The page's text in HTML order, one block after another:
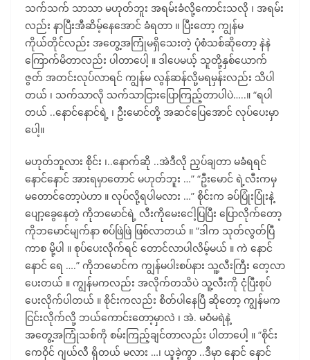
သက်သက် သာသာ မဟုတ်ဘူး အရမ်းခံလို့ကောင်းသလို ၊ အရမ်း
လည်း နာပြီးအီဆိမ့်နေအောင် ခံရတာ ။ ပြီးတော့ ကျွန်မ
ကိုယ်တိုင်လည်း အတွေ့အကြုံမရှိသေးတဲ့ ပုံစံသစ်ဆိုတော့ နဲနဲ
ကြောက်မိတာလည်း ပါတာပေါ့ ။ ဒါပေမယ့် သူတို့နှစ်ယောက်
ဇွတ် အတင်းလုပ်လာရင် ကျွန်မ လွန်ဆန်လို့မရမှန်းလည်း သိပါ
တယ် ၊ သက်သာလို သက်သာငြားပြောကြည့်တာပါပဲ…..။ “ရပါ
တယ် ..နောင်နောင်ရဲ့ ၊ ဦးမောင်တို့ အဆင်ပြေအောင် လုပ်ပေးမှာ
ပေါ့။
မဟုတ်ဘူလား စိုင်း ၊..နောက်ဆို ..အဲဒီလို ညှပ်ချတာ မခံရရင်
နောင်နောင် အားရမှာတောင် မဟုတ်ဘူး …” “ဦးမောင် ရဲ့လီးကမှ
မတောင်တော့ပဲဟာ ။ လုပ်လို့ရပါမလား …” စိုင်းက ခပ်ပြုံးပြုံးနဲ့
ပျော့ခွေနေတဲ့ ကိုဘမောင်ရဲ့ လီးကိုမေးငေါ့ပြပြီး ပြောလိုက်တော့
ကိုဘမောင်မျက်နာ စပ်ဖြဲဖြဲ ဖြစ်လာတယ် ။ “ဒါက သုတ်လွတ်ပြီ
ကာစ မို့ပါ ။ စုပ်ပေးလိုက်ရင် တောင်လာပါလိမ့်မယ် ။ ကဲ နောင်
နောင် ရေ ….” ကိုဘမောင်က ကျွန်မပါးစပ်နား သူ့လီးကြီး တေ့လာ
ပေးတယ် ။ ကျွန်မကလည်း အလိုက်တသိပဲ သူ့လီးကို ငုံပြီးစုပ်
ပေးလိုက်ပါတယ် ။ စိုင်းကလည်း စိတ်ပါနေပြီ ဆိုတော့ ကျွန်မက
ငြင်းလိုက်လို့ ဘယ်ကောင်းတော့မှာလဲ ၊ အဲ. မဝံမရဲနဲ့
အတွေ့အကြုံသစ်ကို စမ်းကြည့်ချင်တာလည်း ပါတာပေါ့ ။ “စိုင်း
ကေဝိုင် ဂျယ်လီ ရှိတယ် မလား …၊ ယူခဲ့ကွာ ..ဒီမှာ နောင် နောင်